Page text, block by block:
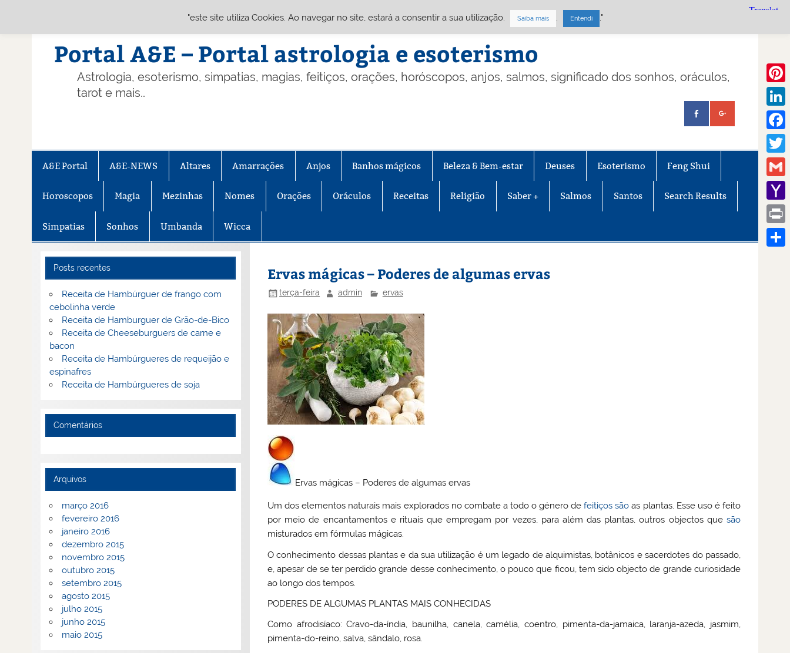
Portal A&E – Portal astrologia e esoterismo
Astrologia, esoterismo, simpatias, magias, feitiços, orações, horóscopos, anjos, salmos, significado dos sonhos, oráculos,
tarot e mais…
A&E Portal A&E-NEWS Altares Amarrações Anjos Banhos mágicos Beleza & Bem-estar Deuses Esoterismo Feng Shui
Horoscopos Magia Mezinhas Nomes Orações Oráculos Receitas Religião Saber + Salmos Santos Search Results
Simpatias Sonhos Umbanda Wicca
Ervas mágicas – Poderes de algumas ervas
terça-feira admin ervas
Ervas mágicas – Poderes de algumas ervas
Um dos elementos naturais mais explorados no combate a todo o género defeitiços são as plantas. Esse uso é feito
por meio de encantamentos e rituais que empregam por vezes, para além das plantas, outros objectos que são
misturados em fórmulas mágicas.
O conhecimento dessas plantas e da sua utilização é um legado de alquimistas, botânicos e sacerdotes do passado,
e, apesar de se ter perdido grande desse conhecimento, o pouco que ficou, tem sido objecto de grande curiosidade
ao longo dos tempos.
PODERES DE ALGUMAS PLANTAS MAIS CONHECIDAS
Como afrodisíaco: Cravo-da-índia, baunilha, canela, camélia, coentro, pimenta-da-jamaica, laranja-azeda, jasmim,
pimenta-do-reino, salva, sândalo, rosa.
Posts recentes
Receita de Hambúrguer de frango com
cebolinha verde
Receita de Hamburguer de Grão-de-Bico
Receita de Cheeseburguers de carne e
bacon
Receita de Hambúrgueres de requeijão e
espinafres
Receita de Hambúrgueres de soja
Comentários
Arquivos
março 2016
fevereiro 2016
janeiro 2016
dezembro 2015
novembro 2015
outubro 2015
setembro 2015
agosto 2015
julho 2015
junho 2015
maio 2015
Gmail
Mail
Print
"este site utiliza Cookies. Ao navegar no site, estará a consentir a sua utilização. Saiba mais . Entendi ."